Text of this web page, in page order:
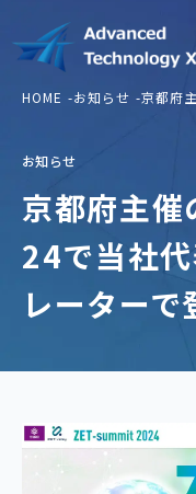
HOME お知らせ 京都府
お知らせ
京都府主
24で当社
レーターで